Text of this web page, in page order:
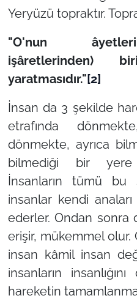
Yeryüzü topraktır.
"O'nun
işâretlerinden)
yaratmasıdır."[2]
İnsan da 3 şekilde
etrafında
dönmekte, ayrıca
bilmediği bir yere
İnsanların tümü bu
insanlar kendi
ederler. Ondan sonra
erişir, mükemmel
insan kâmil insan
insanların
hareketin